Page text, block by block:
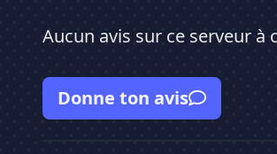
Aucun avis sur ce serveur à
Donne ton avis